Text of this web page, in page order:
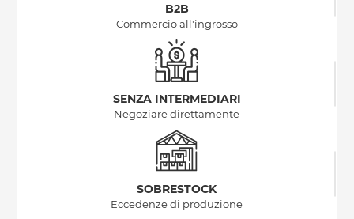
B2B
Commercio all'ingrosso
SENZA INTERMEDIARI
Negoziare direttamente
SOBRESTOCK
Eccedenze di produzione